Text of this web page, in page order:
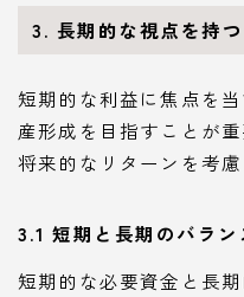
3. 長期的な視点を持つ
短期的な利益に焦点を
産形成を目指すことが
将来的なリターンを考
3.1 短期と長期のバラン
短期的な必要資金と長